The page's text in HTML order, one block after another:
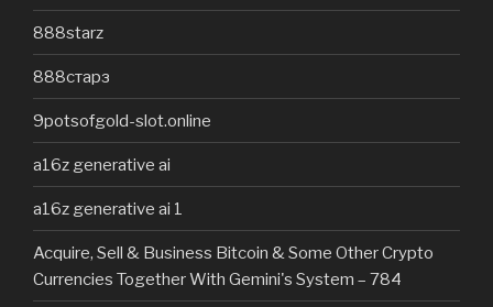
888starz
888старз
9potsofgold-slot.online
a16z generative ai
a16z generative ai 1
Acquire, Sell & Business Bitcoin & Some Other Crypto
Currencies Together With Gemini's System – 784